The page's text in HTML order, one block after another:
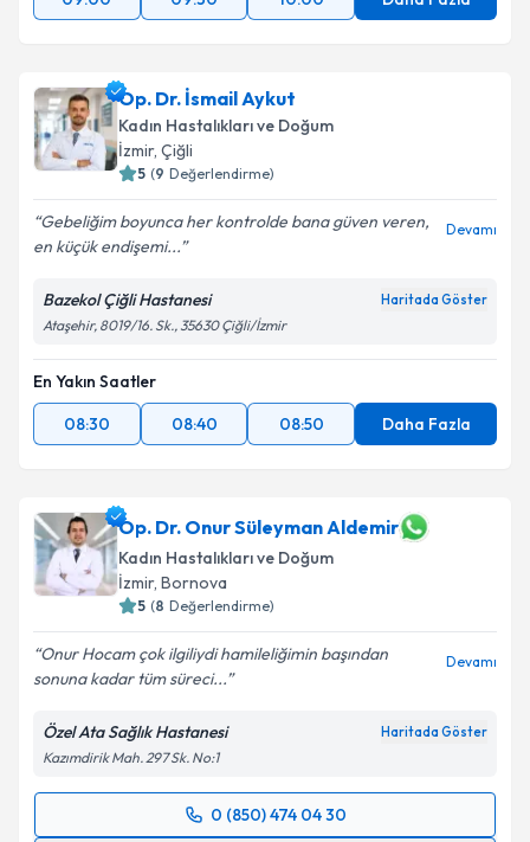
Op. Dr. İsmail Aykut
Kadın Hastalıkları ve Doğum
İzmir, Çiğli
5 (9 Değerlendirme)
Gebeliğim boyunca her kontrolde bana güven veren,
en küçük endişemi...
Devamı
Bazekol Çiğli Hastanesi Haritada Göster
Ataşehir, 8019/16. Sk., 35630 Çiğli/İzmir
En Yakın Saatler
08:30
08:40 08:50 Daha Fazla
Op. Dr. Onur Süleyman Aldemir
Kadın Hastalıkları ve Doğum
İzmir, Bornova
5 (8 Değerlendirme)
Onur Hocam çok ilgiliydi hamileliğimin başından
sonuna kadar tüm süreci...
Devamı
Özel Ata Sağlık Hastanesi Haritada Göster
Kazımdirik Mah. 297 Sk. No:1
0 (850) 474 04 30
Randevu Takvimi Talebi